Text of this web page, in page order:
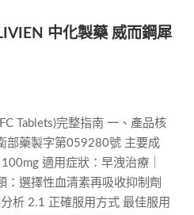
中化製藥 威而鋼犀
Tablets)完整指南 一、產品核
部藥製字第059280號 主要成
適用症狀：早洩治療｜
：選擇性血清素再吸收抑制劑
析 2.1 正確服用方式 最佳服用